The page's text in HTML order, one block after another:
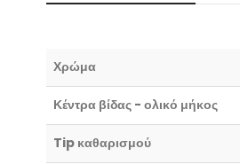
Χρώμα
Κέντρα βίδας - ολικό μήκος
Tip καθαρισμού